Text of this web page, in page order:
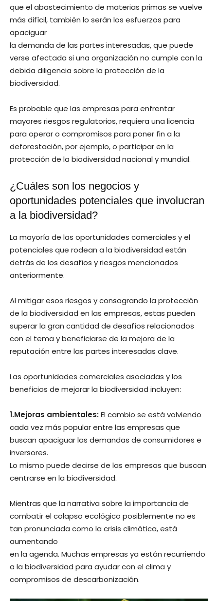
que el abastecimiento de materias primas se vuelve
más difícil, también lo serán los esfuerzos para
apaciguar
la demanda de las partes interesadas, que puede
verse afectada si una organización no cumple con la
debida diligencia sobre la protección de la
biodiversidad.
Es probable que las empresas para enfrentar
mayores riesgos regulatorios, requiera una licencia
para operar o compromisos para poner fin a la
deforestación, por ejemplo, o participar en la
protección de la biodiversidad nacional y mundial.
¿Cuáles son los negocios y
oportunidades potenciales que involucran
a la biodiversidad?
La mayoría de las oportunidades comerciales y el
potenciales que rodean a la biodiversidad están
detrás de los desafíos y riesgos mencionados
anteriormente.
Al mitigar esos riesgos y consagrando la protección
de la biodiversidad en las empresas, estas pueden
superar la gran cantidad de desafíos relacionados
con el tema y beneficiarse de la mejora de la
reputación entre las partes interesadas clave.
Las oportunidades comerciales asociadas y los
beneficios de mejorar la biodiversidad incluyen:
1.Mejoras ambientales:El cambio se está volviendo
cada vez más popular entre las empresas que
buscan apaciguar las demandas de consumidores e
inversores.
Lo mismo puede decirse de las empresas que buscan
centrarse en la biodiversidad.
Mientras que la narrativa sobre la importancia de
combatir el colapso ecológico posiblemente no es
tan pronunciada como la crisis climática, está
aumentando
en la agenda. Muchas empresas ya están recurriendo
a la biodiversidad para ayudar con el clima y
compromisos de descarbonización.